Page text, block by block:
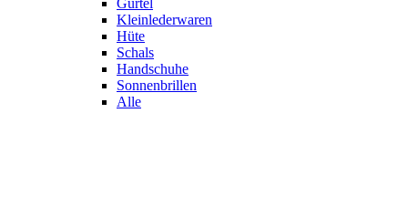
Gürtel
Kleinlederwaren
Hüte
Schals
Handschuhe
Sonnenbrillen
Alle